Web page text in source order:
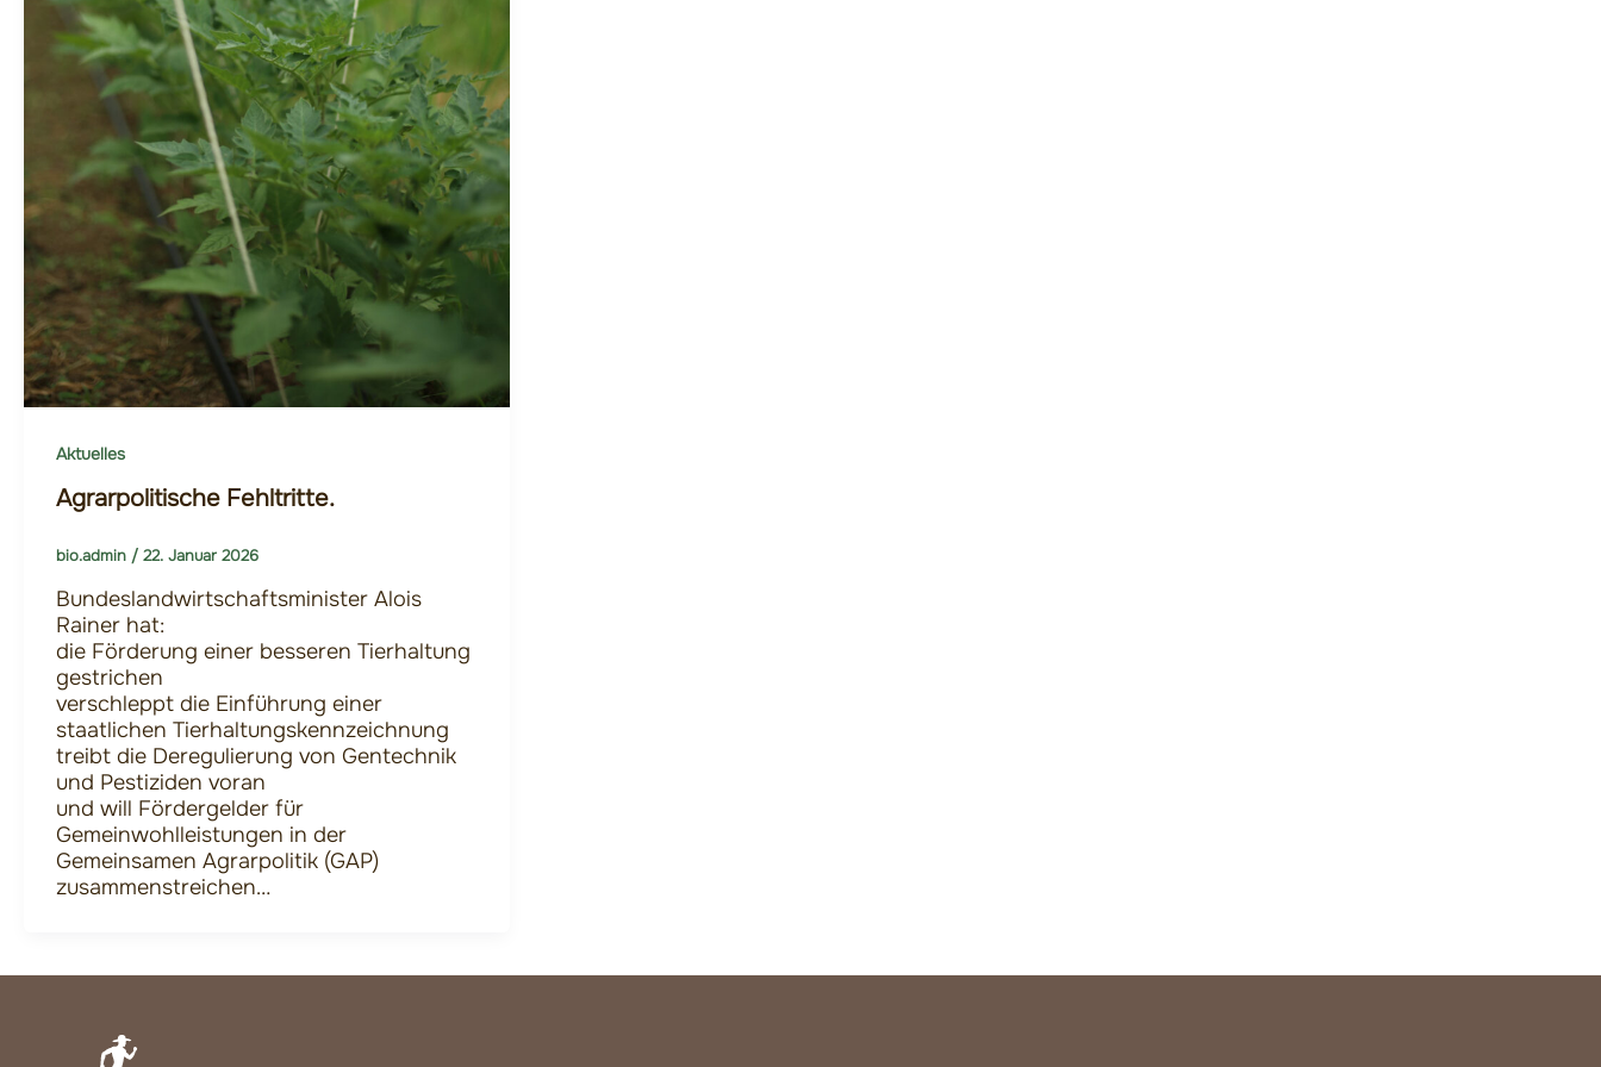
Aktuelles
Agrarpolitische Fehltritte.
bio.admin / 22. Januar 2026
Bundeslandwirtschaftsminister Alois
Rainer hat:
die Förderung einer besseren Tierhaltung
gestrichen
verschleppt die Einführung einer
staatlichen Tierhaltungskennzeichnung
treibt die Deregulierung von Gentechnik
und Pestiziden voran
und will Fördergelder für
Gemeinwohlleistungen in der
Gemeinsamen Agrarpolitik (GAP)
zusammenstreichen…